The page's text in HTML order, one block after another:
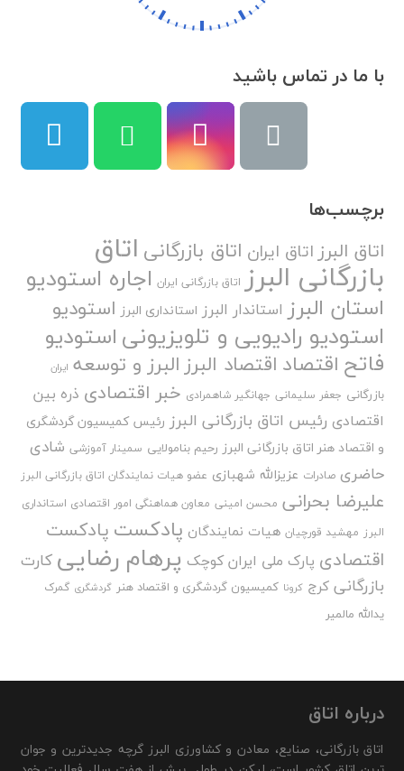
با ما در تماس باشید
برچسب‌ها
اتاق البرز اتاق ایران اتاق بازرگانی اتاق
بازرگانی البرز اتاق بازرگانی ایران اجاره استودیو
استان البرز استاندار البرز استانداری البرز استودیو
استودیو رادیویی و تلویزیونیاستودیو
فاتح اقتصاد اقتصاد البرزالبرز و توسعه ایران
بازرگانی جعفر سلیمانی جهانگیر شاهمرادی خبر اقتصادی ذره بین
اقتصادی رئیس اتاق بازرگانی البرز رئیس کمیسیون گردشگری
و اقتصاد هنر اتاق بازرگانی البرز رحیم بنامولایی سمینار آموزشی شادی
حاضری صادرات عزیزالله شهبازی عضو هیات نمایندگان اتاق بازرگانی البرز
علیرضا بحرانی محسن امینی معاون هماهنگی امور اقتصادی استانداری
البرز مهشید قورچیان هیات نمایندگان پادکست پادکست
اقتصادی پارک ملی ایران کوچک پرهام رضایی کارت
بازرگانی کرج کرونا کمیسیون گردشگری و اقتصاد هنر گردشگری گمرک
یدالله مالمیر
درباره اتاق
اتاق بازرگانی، صنایع، معادن و کشاورزی البرز گرچه جدیدترین و جوان